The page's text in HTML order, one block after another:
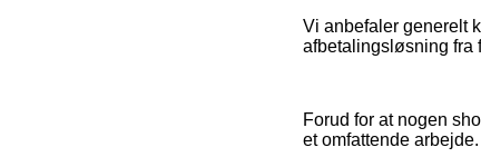
Vi anbefaler generelt
afbetalingsløsning fra
Forud for at nogen
et omfattende arbejde.